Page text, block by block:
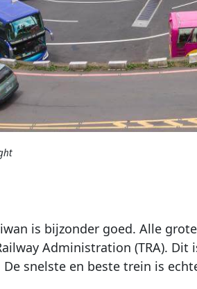
is bijzonder goed. Alle
Administration (TRA).
snelste en beste trein is